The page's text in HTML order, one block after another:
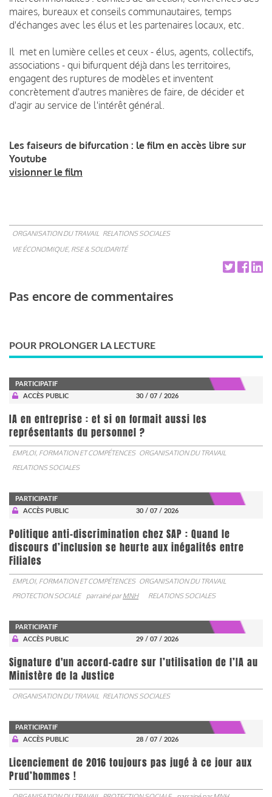
maires, bureaux et conseils communautaires, temps
d'échanges avec les élus et les partenaires locaux, etc.
Il met en lumière celles et ceux - élus, agents, collectifs,
associations - qui bifurquent déjà dans les territoires,
engagent des ruptures de modèles et inventent
concrètement d'autres manières de faire, de décider et
d'agir au service de l'intérêt général.
Les faiseurs de bifurcation : le film en accès libre sur
Youtube
visionner le film
ORGANISATION DU TRAVAIL RELATIONS SOCIALES
VIE ÉCONOMIQUE, RSE & SOLIDARITÉ
Pas encore de commentaires
POUR PROLONGER LA LECTURE
PARTICIPATIF
ACCÈS PUBLIC
30 / 07 / 2026
IA en entreprise : et si on formait aussi les
représentants du personnel ?
EMPLOI, FORMATION ET COMPÉTENCES ORGANISATION DU TRAVAIL
RELATIONS SOCIALES
PARTICIPATIF
ACCÈS PUBLIC
30 / 07 / 2026
Politique anti-discrimination chez SAP : Quand le
discours d’inclusion se heurte aux inégalités entre
Filiales
EMPLOI, FORMATION ET COMPÉTENCES ORGANISATION DU TRAVAIL
PROTECTION SOCIALE
parrainé parMNH RELATIONS SOCIALES
PARTICIPATIF
ACCÈS PUBLIC
29 / 07 / 2026
Signature d'un accord-cadre sur l’utilisation de l’IA au
Ministère de la Justice
ORGANISATION DU TRAVAIL RELATIONS SOCIALES
PARTICIPATIF
ACCÈS PUBLIC
28 / 07 / 2026
Licenciement de 2016 toujours pas jugé à ce jour aux
Prud’hommes !